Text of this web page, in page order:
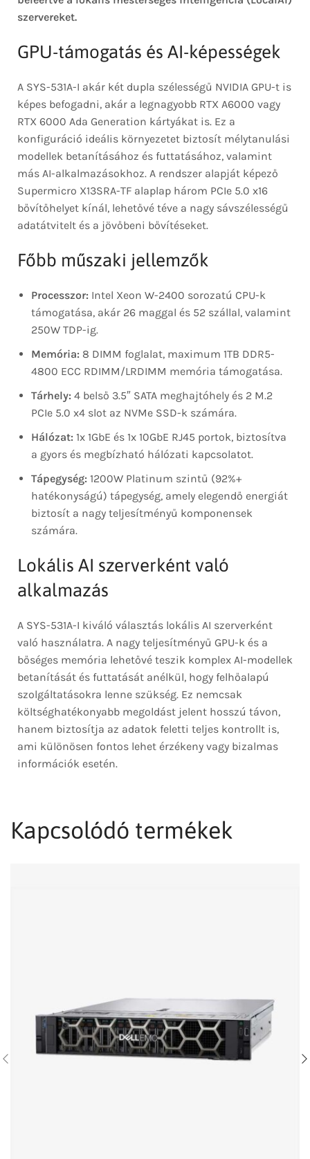
szervereket.
GPU-támogatás és AI-képességek
A SYS-531A-I akár két dupla szélességű NVIDIA GPU-t is
képes befogadni, akár a legnagyobb RTX A6000 vagy
RTX 6000 Ada Generation kártyákat is. Ez a
konfiguráció ideális környezetet biztosít mélytanulási
modellek betanításához és futtatásához, valamint
más AI-alkalmazásokhoz. A rendszer alapját képező
Supermicro X13SRA-TF alaplap három PCIe 5.0 x16
bővítőhelyet kínál, lehetővé téve a nagy sávszélességű
adatátvitelt és a jövőbeni bővítéseket.
Főbb műszaki jellemzők
Processzor: Intel Xeon W-2400 sorozatú CPU-k
támogatása, akár 26 maggal és 52 szállal, valamint
250W TDP-ig.
Memória: 8 DIMM foglalat, maximum 1TB DDR5-
4800 ECC RDIMM/LRDIMM memória támogatása.
Tárhely: 4 belső 3.5″ SATA meghajtóhely és 2 M.2
PCIe 5.0 x4 slot az NVMe SSD-k számára.
Hálózat: 1x 1GbE és 1x 10GbE RJ45 portok, biztosítva
a gyors és megbízható hálózati kapcsolatot.
Tápegység: 1200W Platinum szintű (92%+
hatékonyságú) tápegység, amely elegendő energiát
biztosít a nagy teljesítményű komponensek
számára.
Lokális AI szerverként való
alkalmazás
A SYS-531A-I kiváló választás lokális AI szerverként
való használatra. A nagy teljesítményű GPU-k és a
bőséges memória lehetővé teszik komplex AI-modellek
betanítását és futtatását anélkül, hogy felhőalapú
szolgáltatásokra lenne szükség. Ez nemcsak
költséghatékonyabb megoldást jelent hosszú távon,
hanem biztosítja az adatok feletti teljes kontrollt is,
ami különösen fontos lehet érzékeny vagy bizalmas
információk esetén.
Kapcsolódó termékek